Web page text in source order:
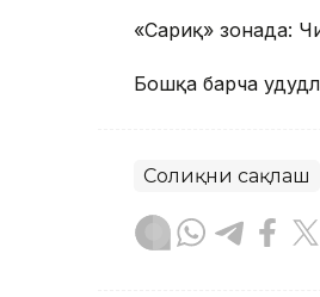
«Сариқ» зонада:
Бошқа барча
Соғлиқни сақлаш